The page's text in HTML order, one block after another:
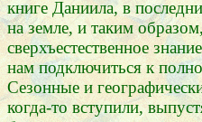
книге Даниила, в
на земле, и таким
сверхъестественное
нам подключиться к
Сезонные и
когда-то вступили,